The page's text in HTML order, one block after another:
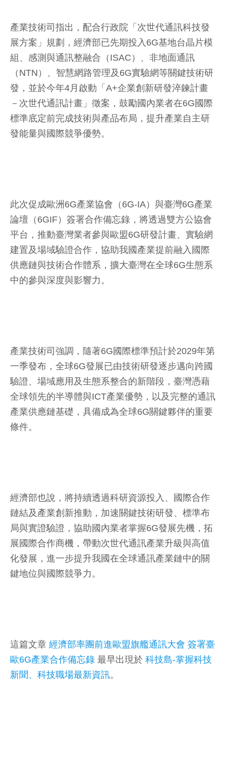
產業技術司指出，配合行政院「次世代通訊科技發
展方案」規劃，經濟部已先期投入6G基地台晶片模
組、感測與通訊整融合（ISAC）、非地面通訊
（NTN）、智慧網路管理及6G實驗網等關鍵技術研
發，並於今年4月啟動「A+企業創新研發淬鍊計畫
－次世代通訊計畫」徵案，鼓勵國內業者在6G國際
標準底定前完成技術與產品布局，提升產業自主研
發能量與國際競爭優勢。
此次促成歐洲6G產業協會（6G-IA）與臺灣6G產業
論壇（6GIF）簽署合作備忘錄，將透過雙方公協會
平台，推動臺灣業者參與歐盟6G研發計畫、實驗網
建置及場域驗證合作，協助我國產業提前融入國際
供應鏈與技術合作體系，擴大臺灣在全球6G生態系
中的參與深度與影響力。
產業技術司強調，隨著6G國際標準預計於2029年第
一季發布，全球6G發展已由技術研發逐步邁向跨國
驗證、場域應用及生態系整合的新階段，臺灣憑藉
全球領先的半導體與ICT產業優勢，以及完整的通訊
產業供應鏈基礎，具備成為全球6G關鍵夥伴的重要
條件。
經濟部也說，將持續透過科研資源投入、國際合作
鏈結及產業創新推動，加速關鍵技術研發、標準布
局與實證驗證，協助國內業者掌握6G發展先機，拓
展國際合作商機，帶動次世代通訊產業升級與高值
化發展，進一步提升我國在全球通訊產業鏈中的關
鍵地位與國際競爭力。
這篇文章 經濟部率團前進歐盟旗艦通訊大會 簽署臺
歐6G產業合作備忘錄 最早出現於 科技島-掌握科技
新聞、科技職場最新資訊。